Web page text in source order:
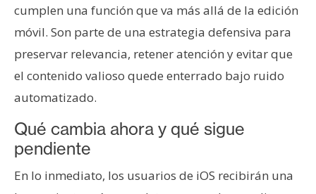
cumplen una función que va más allá de la edición
móvil. Son parte de una estrategia defensiva para
preservar relevancia, retener atención y evitar que
el contenido valioso quede enterrado bajo ruido
automatizado.
Qué cambia ahora y qué sigue
pendiente
En lo inmediato, los usuarios de iOS recibirán una